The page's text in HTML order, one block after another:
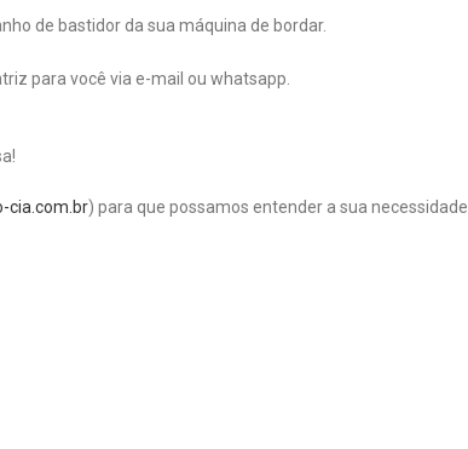
de bastidor da sua máquina de bordar.
para você via e-mail ou whatsapp.
cia.com.br) para que possamos entender a sua necessidade.